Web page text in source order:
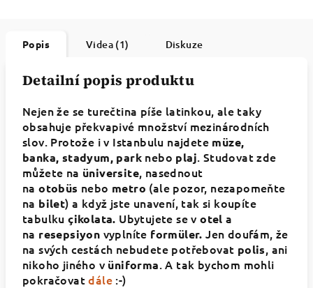
Popis Videa (1) Diskuze
Detailní popis produktu
Nejen že se turečtina píše latinkou, ale taky
obsahuje překvapivé množství mezinárodních
slov. Protože i v Istanbulu najdete müze,
banka, stadyum, park nebo plaj. Studovat zde
můžete na üniversite, nasednout
naotobüs nebo metro (ale pozor, nezapomeňte
na bilet) a když jste unavení, tak si koupíte
tabulkuçikolata. Ubytujete se v otela
na resepsiyon vyplníte formüler.Jen doufám, že
na svých cestách nebudete potřebovat polis, ani
nikoho jiného v üniforma. A tak bychom mohli
pokračovatdále :-)